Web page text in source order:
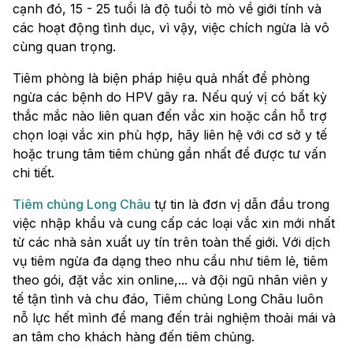
cạnh đó, 15 - 25 tuổi là độ tuổi tò mò về giới tính và
các hoạt động tình dục, vì vậy, việc chích ngừa là vô
cùng quan trọng.
Tiêm phòng là biện pháp hiệu quả nhất để phòng
ngừa các bệnh do HPV gây ra. Nếu quý vị có bất kỳ
thắc mắc nào liên quan đến vắc xin hoặc cần hỗ trợ
chọn loại vắc xin phù hợp, hãy liên hệ với cơ sở y tế
hoặc trung tâm tiêm chủng gần nhất để được tư vấn
chi tiết.
Tiêm chủng Long Châu tự tin là đơn vị dẫn đầu trong
việc nhập khẩu và cung cấp các loại vắc xin mới nhất
từ các nhà sản xuất uy tín trên toàn thế giới. Với dịch
vụ tiêm ngừa đa dạng theo nhu cầu như tiêm lẻ, tiêm
theo gói, đặt vắc xin online,... và đội ngũ nhân viên y
tế tận tình và chu đáo, Tiêm chủng Long Châu luôn
nỗ lực hết mình để mang đến trải nghiệm thoải mái và
an tâm cho khách hàng đến tiêm chủng.